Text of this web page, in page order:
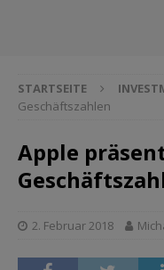
STARTSEITE
Geschäftszahlen
Apple
2. Februar 2018